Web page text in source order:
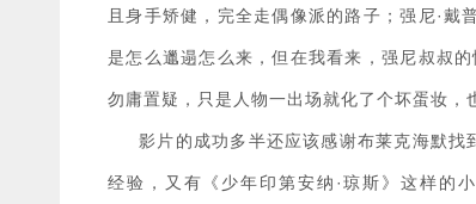
且身手矫健，完全走偶像派的路子；强尼·
是怎么邋遢怎么来，但在我看来，强尼叔叔
勿庸置疑，只是人物一出场就化了个坏蛋妆，
影片的成功多半还应该感谢布莱克海默找
经验，又有《少年印第安纳·琼斯》这样的